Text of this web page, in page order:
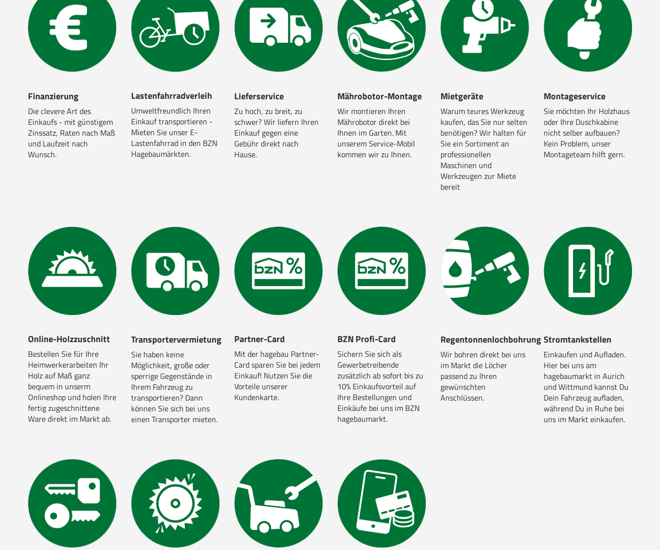
Finanzierung
Die clevere Art des
Einkaufs - mit günstigem
Zinssatz, Raten nach Maß
und Laufzeit nach
Wunsch.
Lastenfahrradverleih
Umweltfreundlich Ihren
Einkauf transportieren -
Mieten Sie unser E-
Lastenfahrrad in den BZN
Hagebaumärkten.
Lieferservice
Zu hoch, zu breit, zu
schwer? Wir liefern Ihren
Einkauf gegen eine
Gebühr direkt nach
Hause.
Mährobotor-Montage
Wir montieren Ihren
Mährobotor direkt bei
Ihnen im Garten. Mit
unserem Service-Mobil
kommen wir zu Ihnen.
Mietgeräte
Warum teures Werkzeug
kaufen, das Sie nur selten
benötigen? Wir halten für
Sie ein Sortiment an
professionellen
Maschinen und
Werkzeugen zur Miete
bereit
Montageservice
Sie möchten Ihr Holzhaus
oder Ihre Duschkabine
nicht selber aufbauen?
Kein Problem, unser
Montageteam hilft gern.
Online-Holzzuschnitt
Bestellen Sie für Ihre
Heimwerkerarbeiten Ihr
Holz auf Maß ganz
bequem in unserm
Onlineshop und holen Ihre
fertig zugeschnittene
Ware direkt im Markt ab.
Transportervermietung
Sie haben keine
Möglichkeit, große oder
sperrige Gegenstände in
Ihrem Fahrzeug zu
transportieren? Dann
können Sie sich bei uns
einen Transporter mieten.
Partner-Card
Mit der hagebau Partner-
Card sparen Sie bei jedem
Einkauf! Nutzen Sie die
Vorteile unserer
Kundenkarte.
BZN Profi-Card
Sichern Sie sich als
Gewerbetreibende
zusätzlich ab sofort bis zu
10% Einkaufsvorteil auf
Ihre Bestellungen und
Einkäufe bei uns im BZN
hagebaumarkt.
Regentonnenlochbohrung
Wir bohren direkt bei uns
im Markt die Löcher
passend zu Ihren
gewünschten
Anschlüssen.
Stromtankstellen
Einkaufen und Aufladen.
Hier bei uns am
hagebaumarkt in Aurich
und Wittmund kannst Du
Dein Fahrzeug aufladen,
während Du in Ruhe bei
uns im Markt einkaufen.